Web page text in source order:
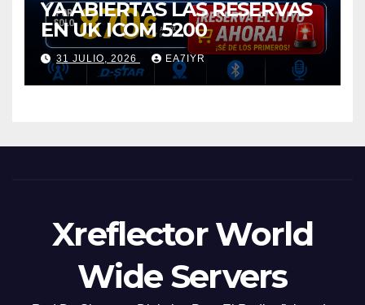
YA ABIERTAS LAS RESERVAS
EN UK ICOM 5200
31 JULIO, 2026 EA7IYR
Xreflector World
Wide Servers